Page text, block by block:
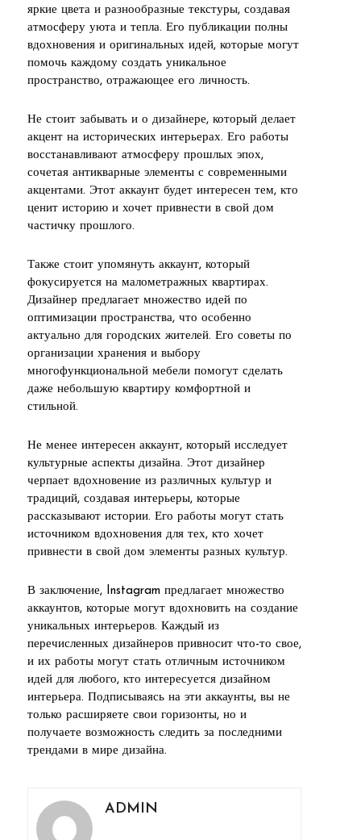
яркие цвета и разнообразные текстуры, создавая
атмосферу уюта и тепла. Его публикации полны
вдохновения и оригинальных идей, которые могут
помочь каждому создать уникальное
пространство, отражающее его личность.
Не стоит забывать и о дизайнере, который делает
акцент на исторических интерьерах. Его работы
восстанавливают атмосферу прошлых эпох,
сочетая антикварные элементы с современными
акцентами. Этот аккаунт будет интересен тем, кто
ценит историю и хочет привнести в свой дом
частичку прошлого.
Также стоит упомянуть аккаунт, который
фокусируется на малометражных квартирах.
Дизайнер предлагает множество идей по
оптимизации пространства, что особенно
актуально для городских жителей. Его советы по
организации хранения и выбору
многофункциональной мебели помогут сделать
даже небольшую квартиру комфортной и
стильной.
Не менее интересен аккаунт, который исследует
культурные аспекты дизайна. Этот дизайнер
черпает вдохновение из различных культур и
традиций, создавая интерьеры, которые
рассказывают истории. Его работы могут стать
источником вдохновения для тех, кто хочет
привнести в свой дом элементы разных культур.
В заключение, Instagram предлагает множество
аккаунтов, которые могут вдохновить на создание
уникальных интерьеров. Каждый из
перечисленных дизайнеров привносит что-то свое,
и их работы могут стать отличным источником
идей для любого, кто интересуется дизайном
интерьера. Подписываясь на эти аккаунты, вы не
только расширяете свои горизонты, но и
получаете возможность следить за последними
трендами в мире дизайна.
ADMIN